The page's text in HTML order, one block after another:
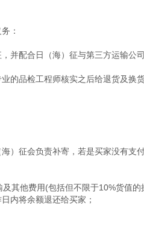
：
并配合日（海）征与第三方运输公
的品检工程师核实之后给退货及换货
）征会负责补寄，若是买家没有支
其他费用(包括但不限于10%货值的
内将余额退还给买家；